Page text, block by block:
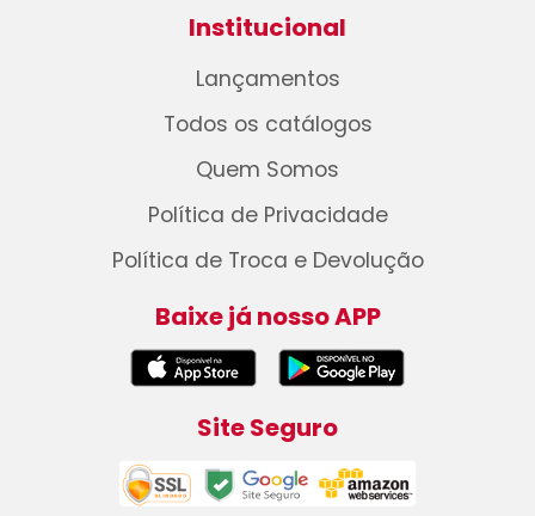
Institucional
Lançamentos
Todos os catálogos
Quem Somos
Política de Privacidade
Política de Troca e Devolução
Baixe já nosso APP
Site Seguro